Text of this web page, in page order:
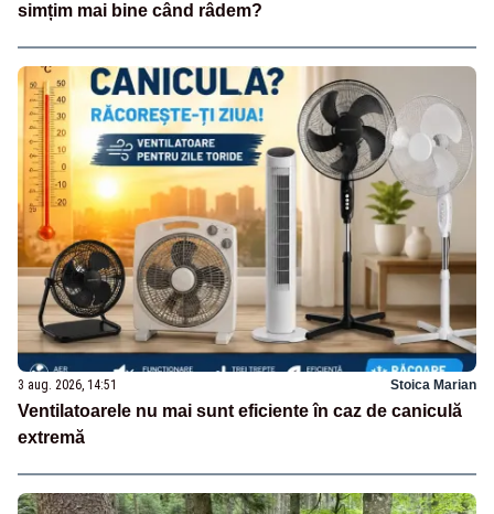
simțim mai bine când râdem?
3 aug. 2026, 14:51 Stoica Marian
Ventilatoarele nu mai sunt eficiente în caz de caniculă
extremă